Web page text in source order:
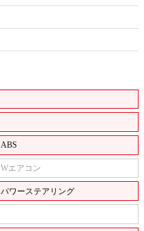
ABS
Wエアコン
パワーステアリング